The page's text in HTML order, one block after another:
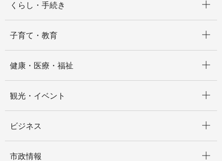
くらし・手続き
子育て・教育
健康・医療・福祉
観光・イベント
ビジネス
市政情報